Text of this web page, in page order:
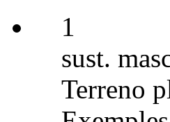
1
sust.
Terreno